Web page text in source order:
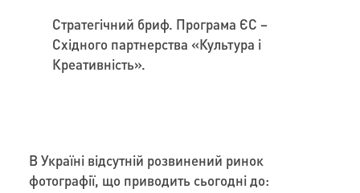
Стратегічний бриф. Програма ЄС –
Східного партнерства «Культура і
Креативність».
В Україні відсутній розвинений ринок
фотографії, що приводить сьогодні до: